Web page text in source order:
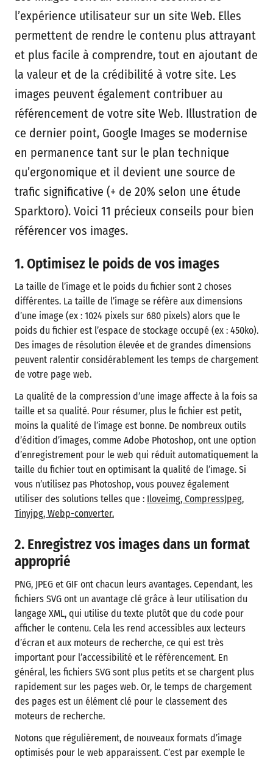
l’expérience utilisateur sur un site Web. Elles
permettent de rendre le contenu plus attrayant
et plus facile à comprendre, tout en ajoutant de
la valeur et de la crédibilité à votre site. Les
images peuvent également contribuer au
référencement de votre site Web. Illustration de
ce dernier point, Google Images se modernise
en permanence tant sur le plan technique
qu’ergonomique et il devient une source de
trafic significative (+ de 20% selon une étude
Sparktoro). Voici 11 précieux conseils pour bien
référencer vos images.
1. Optimisez le poids de vos images
La taille de l’image et le poids du fichier sont 2 choses
différentes. La taille de l’image se réfère aux dimensions
d’une image (ex : 1024 pixels sur 680 pixels) alors que le
poids du fichier est l’espace de stockage occupé (ex : 450ko).
Des images de résolution élevée et de grandes dimensions
peuvent ralentir considérablement les temps de chargement
de votre page web.
La qualité de la compression d’une image affecte à la fois sa
taille et sa qualité. Pour résumer, plus le fichier est petit,
moins la qualité de l’image est bonne. De nombreux outils
d’édition d’images, comme Adobe Photoshop, ont une option
d’enregistrement pour le web qui réduit automatiquement la
taille du fichier tout en optimisant la qualité de l’image. Si
vous n’utilisez pas Photoshop, vous pouvez également
utiliser des solutions telles que : Iloveimg, CompressJpeg,
Tinyjpg, Webp-converter.
2. Enregistrez vos images dans un format
approprié
PNG, JPEG et GIF ont chacun leurs avantages. Cependant, les
fichiers SVG ont un avantage clé grâce à leur utilisation du
langage XML, qui utilise du texte plutôt que du code pour
afficher le contenu. Cela les rend accessibles aux lecteurs
d’écran et aux moteurs de recherche, ce qui est très
important pour l’accessibilité et le référencement. En
général, les fichiers SVG sont plus petits et se chargent plus
rapidement sur les pages web. Or, le temps de chargement
des pages est un élément clé pour le classement des
moteurs de recherche.
Notons que régulièrement, de nouveaux formats d’image
optimisés pour le web apparaissent. C’est par exemple le